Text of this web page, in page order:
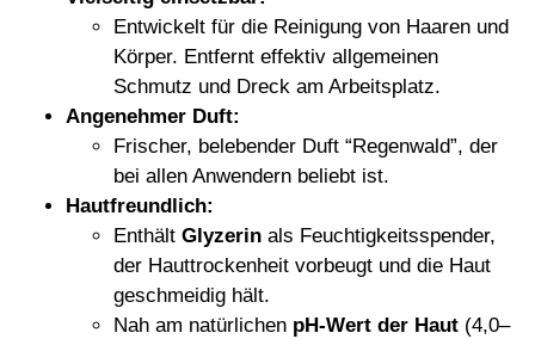
Entwickelt für die Reinigung von Haaren und
Körper. Entfernt effektiv allgemeinen
Schmutz und Dreck am Arbeitsplatz.
Angenehmer Duft:
Frischer, belebender Duft “Regenwald”, der
bei allen Anwendern beliebt ist.
Hautfreundlich:
Enthält Glyzerin als Feuchtigkeitsspender,
der Hauttrockenheit vorbeugt und die Haut
geschmeidig hält.
Nah am natürlichen pH-Wert der Haut (4,0–